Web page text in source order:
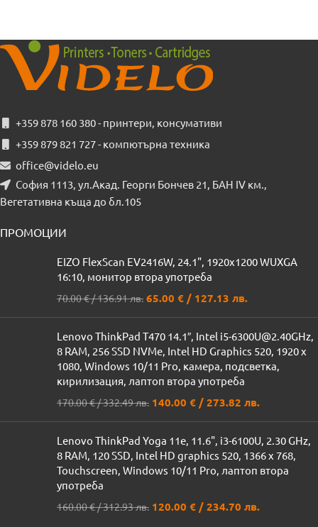
+359 878 160 380 - принтери, консумативи
+359 879 821 727 - компютърна техника
office@videlo.eu
София 1113, ул.Акад. Георги Бончев 21, БАН IV км.,
Вегетативна къща до бл.105
ПРОМОЦИИ
EIZO FlexScan EV2416W, 24.1", 1920x1200 WUXGA
16:10, монитор втора употреба
70.00€/ 136.91 лв. 65.00 € / 127.13 лв.
Lenovo ThinkPad T470 14.1″, Intel i5-6300U@2.40GHz,
8 RAM, 256 SSD NVMe, Intel HD Graphics 520, 1920 x
1080, Windows 10/11 Pro, камера, подсветка,
кирилизация, лаптоп втора употреба
170.00€/ 332.49 лв. 140.00 € / 273.82 лв.
Lenovo ThinkPad Yoga 11e, 11.6", i3-6100U, 2.30 GHz,
8 RAM, 120 SSD, Intel HD graphics 520, 1366 x 768,
Touchscreen, Windows 10/11 Pro, лаптоп втора
употреба
160.00€/ 312.93 лв. 120.00 € / 234.70 лв.